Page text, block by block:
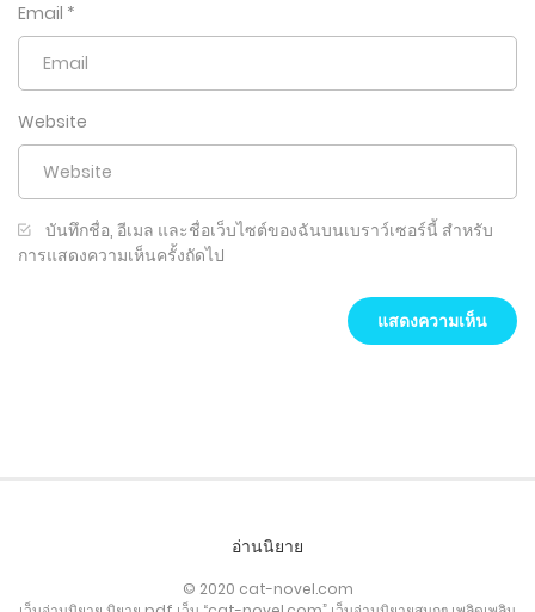
Email *
Website
บันทึกชื่อ, อีเมล และชื่อเว็บไซต์ของฉันบนเบราว์เซอร์นี้ สำหรับ
การแสดงความเห็นครั้งถัดไป
อ่านนิยาย
© 2020 cat-novel.com